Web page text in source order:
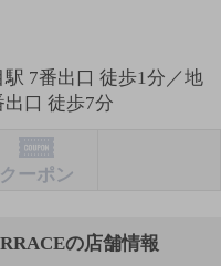
7番出口 徒歩1分／地
口 徒歩7分
クーポン
の店舗情報